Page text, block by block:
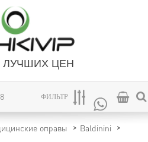
ЛУЧШИХ ЦЕН
ФИЛЬТР
оправы
Baldinini